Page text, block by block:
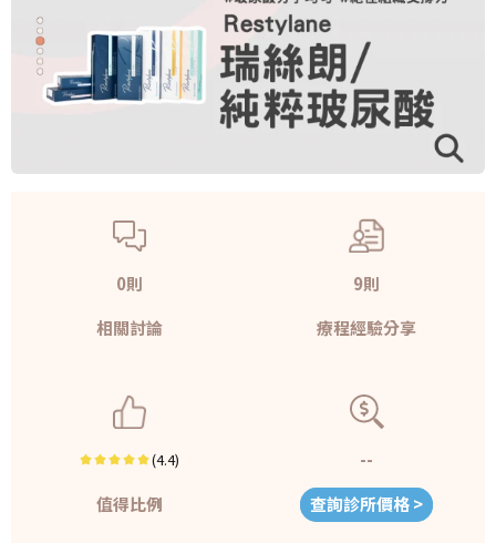
0則
相關討論
9則
療程經驗分享
(4.4)
值得比例
--
查詢診所價格 >